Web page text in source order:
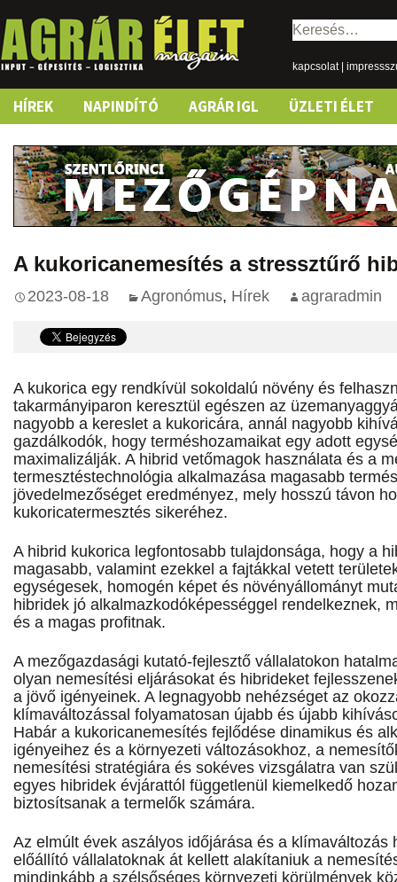
Keresés:
kapcsolat|
Skip
content
HÍREK NAPINDÍTÓ AGRÁR IGL ÜZLETI ÉLET
A kukoricanemesítés a stressztűrő
2023-08-18 Agronómus, Hírek agraradmin
A kukorica egy rendkívül sokoldalú növény és
takarmányiparon keresztül egészen az
nagyobb a kereslet a kukoricára, annál nagyobb
gazdálkodók, hogy terméshozamaikat egy adott
maximalizálják. A hibrid vetőmagok használata és a
termesztéstechnológia alkalmazása magasabb
jövedelmezőséget eredményez, mely hosszú távon
kukoricatermesztés sikeréhez.
A hibrid kukorica legfontosabb tulajdonsága, hogy a
magasabb, valamint ezekkel a fajtákkal vetett
egységesek, homogén képet és növényállományt
hibridek jó alkalmazkodóképességgel rendelkeznek,
és a magas profitnak.
A mezőgazdasági kutató-fejlesztő vállalatokon
olyan nemesítési eljárásokat és hibrideket
a jövő igényeinek. A legnagyobb nehézséget az
klímaváltozással folyamatosan újabb és újabb
Habár a kukoricanemesítés fejlődése dinamikus és
igényeihez és a környezeti változásokhoz, a
nemesítési stratégiára és sokéves vizsgálatra van
egyes hibridek évjárattól függetlenül kiemelkedő
biztosítsanak a termelők számára.
Az elmúlt évek aszályos időjárása és a klímaváltozás
előállító vállalatoknak át kellett alakítaniuk a
mindinkább a szélsőséges környezeti körülmények